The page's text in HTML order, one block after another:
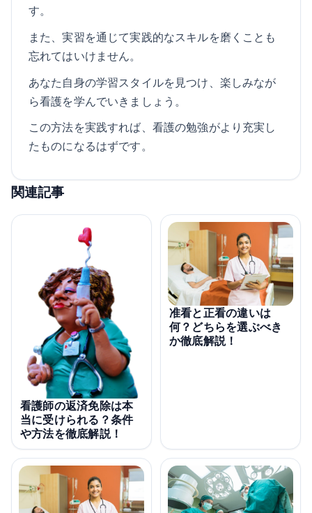
す。
また、実習を通じて実践的なスキルを磨くことも
忘れてはいけません。
あなた自身の学習スタイルを見つけ、楽しみなが
ら看護を学んでいきましょう。
この方法を実践すれば、看護の勉強がより充実し
たものになるはずです。
関連記事
看護師の返済免除は本
当に受けられる？条件
や方法を徹底解説！
准看と正看の違いは
何？どちらを選ぶべき
か徹底解説！